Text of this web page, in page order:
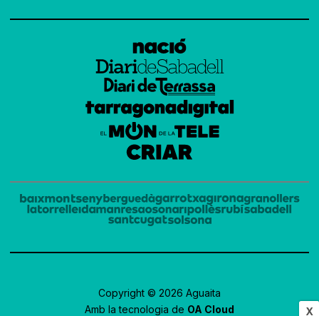
X
Copyright © 2026 Aguaita
Amb la tecnologia de OA Cloud